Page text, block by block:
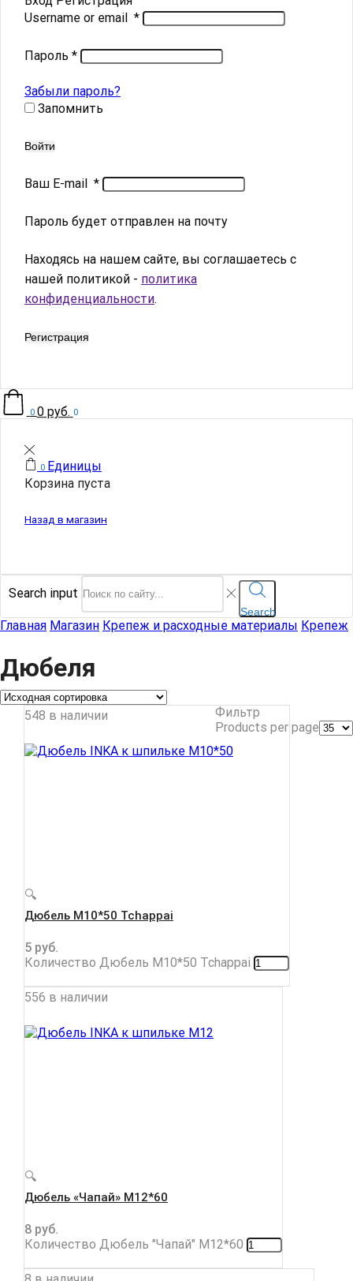
Username or email *
Пароль *
Забыли пароль?
Запомнить
Войти
Ваш E-mail *
Пароль будет отправлен на почту
Находясь на нашем сайте, вы соглашаетесь с
нашей политикой - политика
конфиденциальности.
Регистрация
0 0руб. 0
0 Единицы
Корзина пуста
Назад в магазин
Search input
Search
Главная Магазин Крепеж и расходные материалы Крепеж
Дюбеля
Фильтр
Products per page
548 в наличии
🔍
Дюбель М10*50 Tchappai
5 руб.
Количество Дюбель М10*50 Tchappai
556 в наличии
🔍
Дюбель «Чапай» М12*60
8 руб.
Количество Дюбель "Чапай" М12*60